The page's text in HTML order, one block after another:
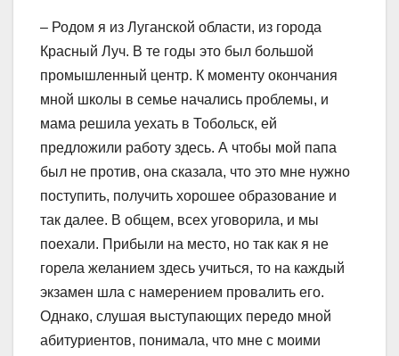
– Родом я из Луганской области, из города
Красный Луч. В те годы это был большой
промышленный центр. К моменту окончания
мной школы в семье начались проблемы, и
мама решила уехать в Тобольск, ей
предложили работу здесь. А чтобы мой папа
был не против, она сказала, что это мне нужно
поступить, получить хорошее образование и
так далее. В общем, всех уговорила, и мы
поехали. Прибыли на место, но так как я не
горела желанием здесь учиться, то на каждый
экзамен шла с намерением провалить его.
Однако, слушая выступающих передо мной
абитуриентов, понимала, что мне с моими